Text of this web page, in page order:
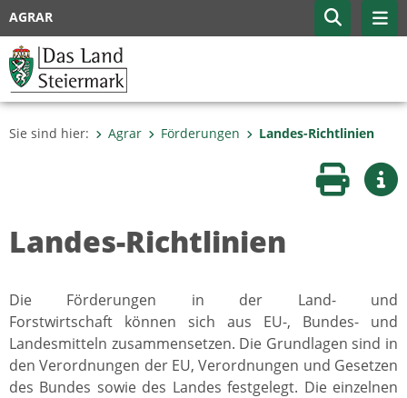
AGRAR
Sie sind hier: Agrar Förderungen Landes-Richtlinien
Seite
Landes-Richtlinien
Die Förderungen in der Land- und
Forstwirtschaft können sich aus EU-, Bundes- und
Landesmitteln zusammensetzen. Die Grundlagen sind in
den Verordnungen der EU, Verordnungen und Gesetzen
des Bundes sowie des Landes festgelegt. Die einzelnen